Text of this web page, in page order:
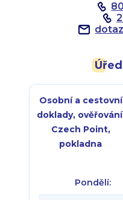
Osobní a cestovní
doklady,
Czech Point,
pokladna
Pondělí: